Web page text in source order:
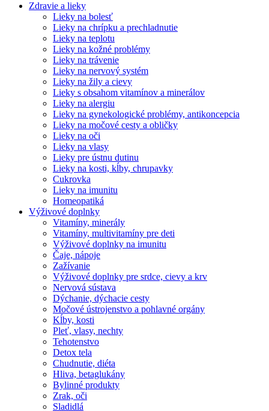
Zdravie a lieky
Lieky na bolesť
Lieky na chrípku a prechladnutie
Lieky na teplotu
Lieky na kožné problémy
Lieky na trávenie
Lieky na nervový systém
Lieky na žily a cievy
Lieky s obsahom vitamínov a minerálov
Lieky na alergiu
Lieky na gynekologické problémy, antikoncepcia
Lieky na močové cesty a obličky
Lieky na oči
Lieky na vlasy
Lieky pre ústnu dutinu
Lieky na kosti, kĺby, chrupavky
Cukrovka
Lieky na imunitu
Homeopatiká
Výživové doplnky
Vitamíny, minerály
Vitamíny, multivitamíny pre deti
Výživové doplnky na imunitu
Čaje, nápoje
Zažívanie
Výživové doplnky pre srdce, cievy a krv
Nervová sústava
Dýchanie, dýchacie cesty
Močové ústrojenstvo a pohlavné orgány
Kĺby, kosti
Pleť, vlasy, nechty
Tehotenstvo
Detox tela
Chudnutie, diéta
Hliva, betaglukány
Bylinné produkty
Zrak, oči
Sladidlá